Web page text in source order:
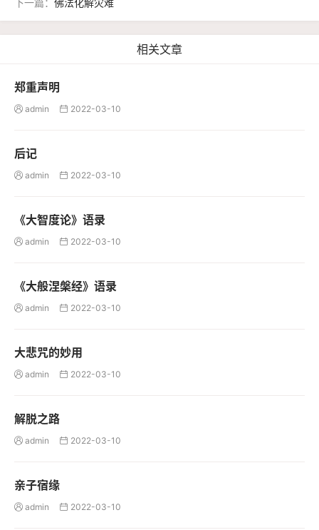
下一篇： 佛法化解灾难
相关文章
郑重声明
 admin  2022-03-10
后记
 admin  2022-03-10
《大智度论》语录
 admin  2022-03-10
《大般涅槃经》语录
 admin  2022-03-10
大悲咒的妙用
 admin  2022-03-10
解脱之路
 admin  2022-03-10
亲子宿缘
 admin  2022-03-10